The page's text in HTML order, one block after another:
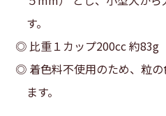
す。
◎ 比重１カップ200cc 約83g
◎ 着色料不使用のため、粒の
ます。